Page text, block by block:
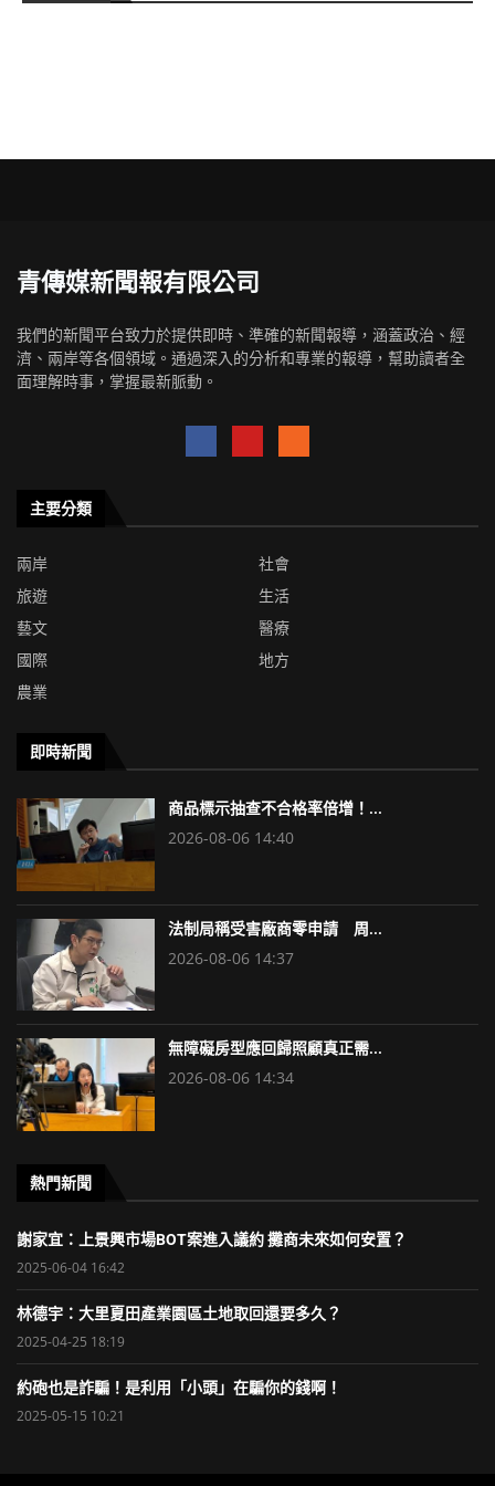
青傳媒新聞報有限公司
我們的新聞平台致力於提供即時、準確的新聞報導，涵蓋政治、經
濟、兩岸等各個領域。通過深入的分析和專業的報導，幫助讀者全
面理解時事，掌握最新脈動。
主要分類
兩岸
社會
旅遊
生活
藝文
醫療
國際
地方
農業
即時新聞
商品標示抽查不合格率倍增！...
2026-08-06 14:40
法制局稱受害廠商零申請 周...
2026-08-06 14:37
無障礙房型應回歸照顧真正需...
2026-08-06 14:34
熱門新聞
謝家宜：上景興市場BOT案進入議約 攤商未來如何安置？
2025-06-04 16:42
林德宇：大里夏田產業園區土地取回還要多久？
2025-04-25 18:19
約砲也是詐騙！是利用「小頭」在騙你的錢啊！
2025-05-15 10:21